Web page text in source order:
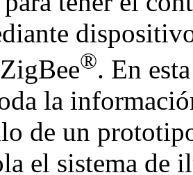
®. En
la
de un
el sistema de